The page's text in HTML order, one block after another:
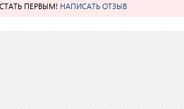
ПЕРВЫМ! НАПИСАТЬ ОТЗЫВ